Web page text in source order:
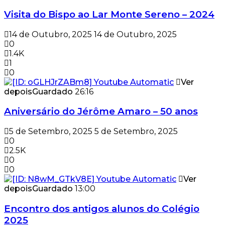
Visita do Bispo ao Lar Monte Sereno – 2024
14 de Outubro, 2025 14 de Outubro, 2025
0
1.4K
1
0
Ver
depoisGuardado 26:16
Aniversário do Jérôme Amaro – 50 anos
5 de Setembro, 2025 5 de Setembro, 2025
0
2.5K
0
0
Ver
depoisGuardado 13:00
Encontro dos antigos alunos do Colégio
2025